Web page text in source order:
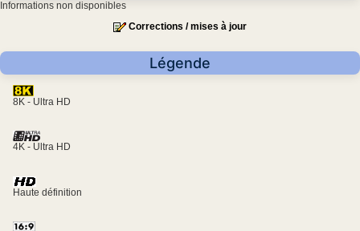
Informations non disponibles
Corrections / mises à jour
Légende
8K - Ultra HD
4K - Ultra HD
Haute définition